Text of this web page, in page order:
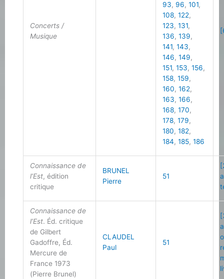
Concerts /
Musique
93, 96,101,
108,122,
123,131,
136,139,
141,143,
146,149,
151,153,156,
158,159,
160,162,
163,166,
168,170,
178,179,
180,182,
184,185,186
Connaissance de
l’Est, édition
critique
BRUNEL
Pierre
51
Connaissance de
l’Est. Éd. critique
de Gilbert
Gadoffre, Éd.
Mercure de
France 1973
(Pierre Brunel)
CLAUDEL
Paul
51